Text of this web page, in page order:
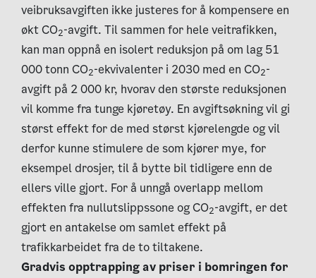
veibruksavgiften ikke justeres for å kompensere en
økt CO2-avgift. Til sammen for hele veitrafikken,
kan man oppnå en isolert reduksjon på om lag 51
000 tonn CO2-ekvivalenter i 2030 med en CO2-
avgift på 2 000 kr, hvorav den største reduksjonen
vil komme fra tunge kjøretøy. En avgiftsøkning vil gi
størst effekt for de med størst kjørelengde og vil
derfor kunne stimulere de som kjører mye, for
eksempel drosjer, til å bytte bil tidligere enn de
ellers ville gjort. For å unngå overlapp mellom
effekten fra nullutslippssone og CO2-avgift, er det
gjort en antakelse om samlet effekt på
trafikkarbeidet fra de to tiltakene.
Gradvis opptrapping av priser i bomringen for